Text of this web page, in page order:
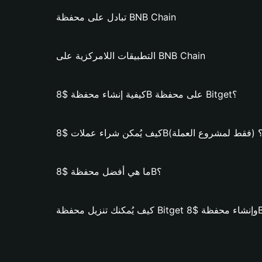
تبادل على محفظة BNB Chain
التطبيقات اللامركزية على BNB Chain
كيفية إنشاء محفظة $8B على محفظة Bitget؟
كيف يُمكن شراء عملات $8B؟ (فقط لمشروع العملة)
ما هي أفضل محفظة $8B؟